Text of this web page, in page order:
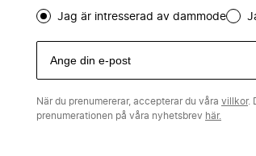
Jag är intresserad av dammode
När du prenumererar, accepterar du våra villkor.
prenumerationen på våra nyhetsbrev här.